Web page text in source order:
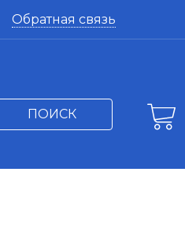
Обратная связь
ПОИСК